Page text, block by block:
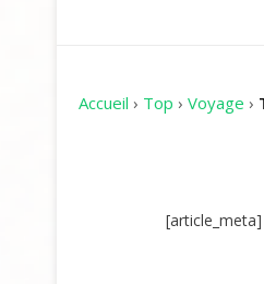
Accueil › Top › Voyage ›
[article_meta]